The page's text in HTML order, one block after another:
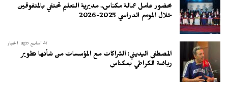
بحضور عامل عمالة مكناس.. مديرية التعليم تحتفي بالمتفوقين
خلال الموسم الدراسي 2025-2026
أخبار 4 أسابيع ago
المصطفى اليديني: الشراكات مع المؤسسات من شأنها تطوير
رياضة الكراطي بمكناس